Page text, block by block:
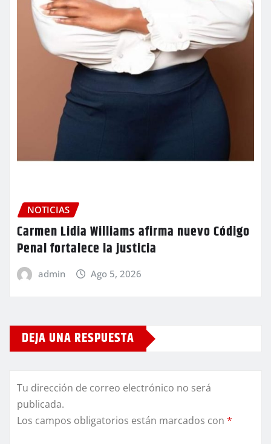
NOTICIAS
Carmen Lidia Williams afirma nuevo Código
Penal fortalece la justicia
admin Ago 5, 2026
DEJA UNA RESPUESTA
Tu dirección de correo electrónico no será
publicada.
Los campos obligatorios están marcados con *